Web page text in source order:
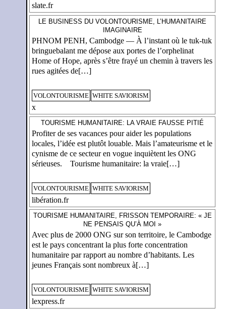
slate.fr
LE BUSINESS DU VOLONTOURISME, L’HUMANITAIRE
IMAGINAIRE
PHNOM PENH, Cambodge — À l’instant où le tuk-tuk
bringuebalant me dépose aux portes de l’orphelinat
Home of Hope, après s’être frayé un chemin à travers les
rues agitées de[…]
VOLONTOURISME WHITE SAVIORISM
x
TOURISME HUMANITAIRE: LA VRAIE FAUSSE PITIÉ
Profiter de ses vacances pour aider les populations
locales, l’idée est plutôt louable. Mais l’amateurisme et le
cynisme de ce secteur en vogue inquiètent les ONG
sérieuses. Tourisme humanitaire: la vraie[…]
VOLONTOURISME WHITE SAVIORISM
libération.fr
TOURISME HUMANITAIRE, FRISSON TEMPORAIRE: « JE
NE PENSAIS QU’À MOI »
Avec plus de 2000 ONG sur son territoire, le Cambodge
est le pays concentrant la plus forte concentration
humanitaire par rapport au nombre d’habitants. Les
jeunes Français sont nombreux à[…]
VOLONTOURISME WHITE SAVIORISM
lexpress.fr